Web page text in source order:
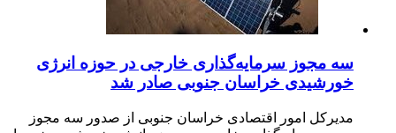
سه مجوز سرمایه‌گذاری خارجی در حوزه انرژی
خورشیدی خراسان جنوبی صادر شد
مدیرکل امور اقتصادی خراسان جنوبی از صدور سه مجوز